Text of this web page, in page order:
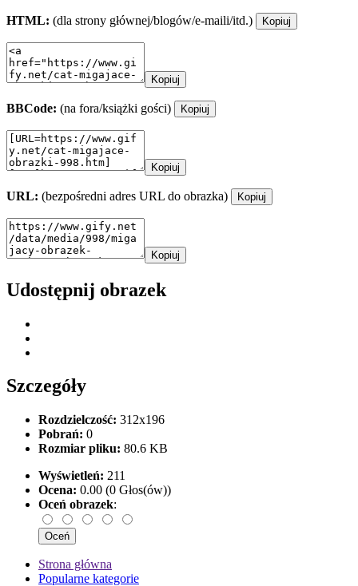
HTML: (dla strony głównej/blogów/e-maili/itd.) Kopiuj
Kopiuj
BBCode: (na fora/książki gości) Kopiuj
Kopiuj
URL: (bezpośredni adres URL do obrazka) Kopiuj
Kopiuj
Udostępnij obrazek
Szczegóły
Rozdzielczość: 312x196
Pobrań: 0
Rozmiar pliku: 80.6 KB
Wyświetleń: 211
Ocena: 0.00 (0 Głos(ów))
Oceń obrazek:
Strona główna
Popularne kategorie